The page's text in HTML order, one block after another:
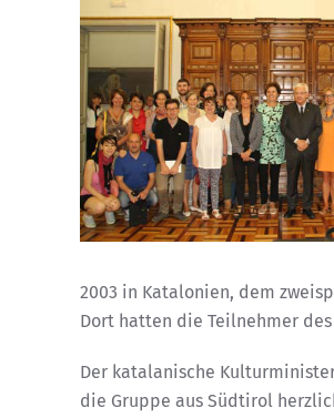
2003 in Katalonien, dem
Dort hatten die Teilnehmer
Der katalanische
die Gruppe aus Südtirol